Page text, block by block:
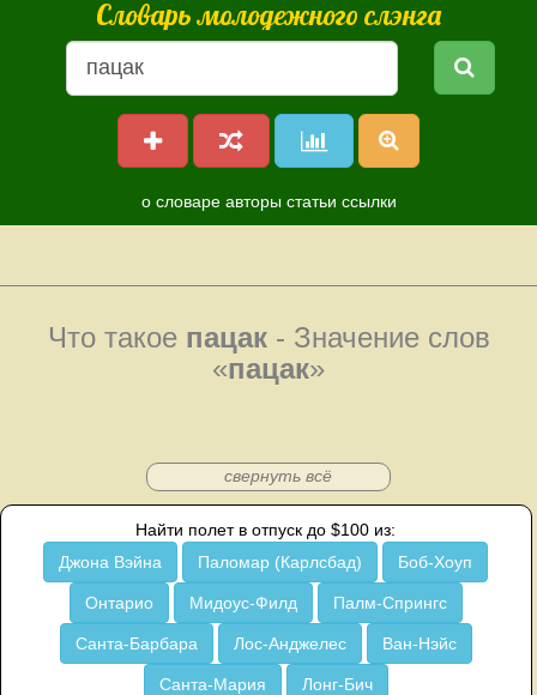
Словарь молодежного слэнга
о словаре авторы статьи ссылки
Что такое пацак- Значение слов
«пацак»
свернуть всё
Найти полет в отпуск до $100 из:
Джона Вэйна
Паломар (Карлсбад) Боб-Хоуп
Онтарио Мидоус-Филд Палм-Спрингс
Санта-Барбара Лос-Анджелес Ван-Нэйс
Санта-Мария Лонг-Бич